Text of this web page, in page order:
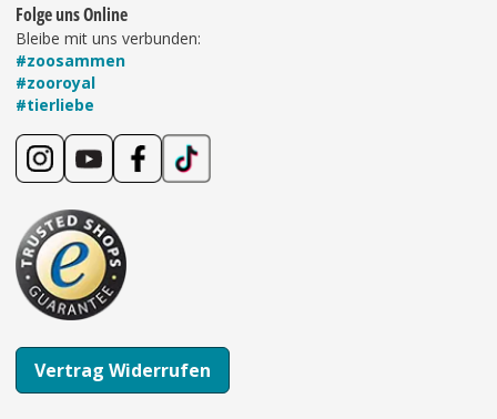
Folge uns Online
Bleibe mit uns verbunden:
#zoosammen
#zooroyal
#tierliebe
Vertrag Widerrufen